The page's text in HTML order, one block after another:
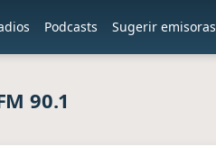
Podcasts Sugerir emisoras
90.1